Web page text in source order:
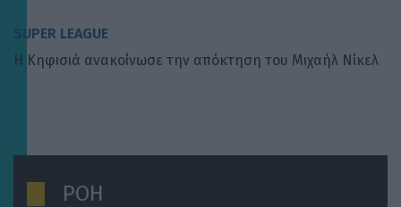
SUPER LEAGUE
Η Κηφισιά ανακοίνωσε την απόκτηση του Μιχαήλ Νίκελ
ΡΟΗ